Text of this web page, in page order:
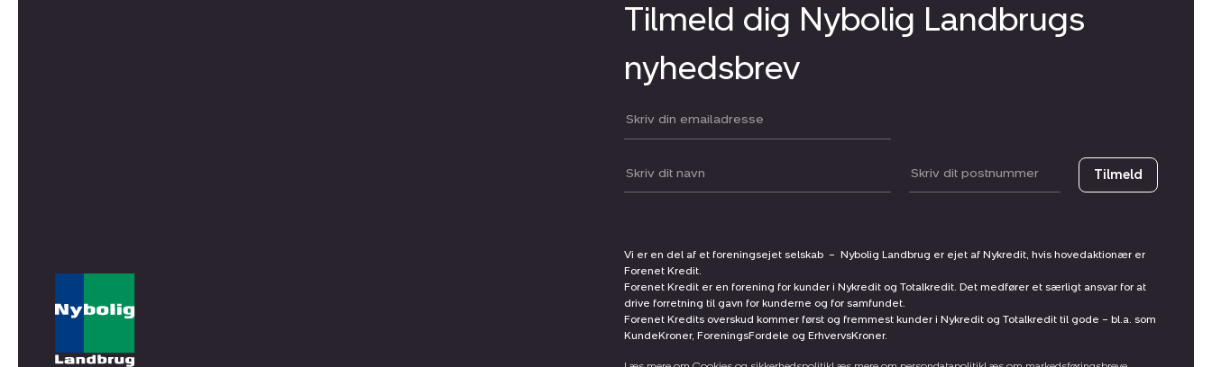
Tilmeld dig Nybolig Landbrugs
nyhedsbrev
Din email:
Dit navn: Postnummer Tilmeld
Vi er en del af et foreningsejet selskab – Nybolig Landbrug er ejet af Nykredit, hvis hovedaktionær er
Forenet Kredit.
Forenet Kredit er en forening for kunder i Nykredit og Totalkredit. Det medfører et særligt ansvar for at
drive forretning til gavn for kunderne og for samfundet.
Forenet Kredits overskud kommer først og fremmest kunder i Nykredit og Totalkredit til gode – bl.a. som
KundeKroner, ForeningsFordele og ErhvervsKroner.